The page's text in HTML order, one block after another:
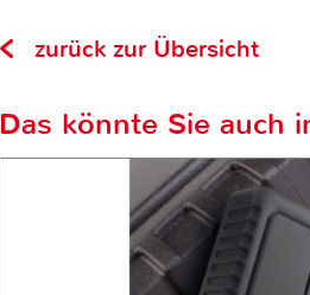
zurück zur Übersicht
Das könnte Sie auch